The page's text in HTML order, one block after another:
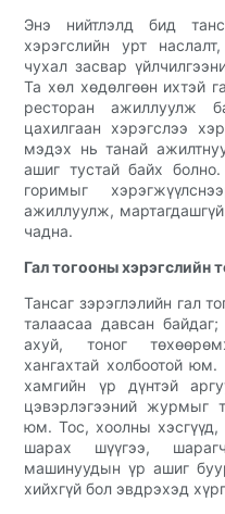
Энэ нийтлэлд бид
хэрэгслийн урт
чухал засвар
Та хөл хөдөлгөөн ихтэй
ресторан ажиллуулж
цахилгаан хэрэгслээ
мэдэх нь танай
ашиг тустай байх
горимыг
ажиллуулж,
чадна.
Гал тогооны хэрэгслийн
Тансаг зэрэглэлийн гал
талаасаа давсан
ахуй, тоног
хангахтай холбоотой
хамгийн үр дүнтэй
цэвэрлэгээний журмыг
юм. Тос, хоолны хэсгүүд,
шарах шүүгээ,
машинуудын үр ашиг
хийхгүй бол эвдрэхэд